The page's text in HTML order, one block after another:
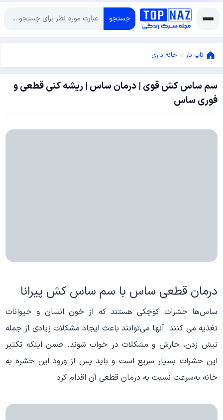
جستجو
تاپ ناز » خانه داری
سم ساس کش قوی | درمان ساس | ریشه کنی قطعی و
فوری ساس
فوریه
23,
23,
درمان قطعی ساس با سم ساس کش پیرانا
ساس‌ها حشرات کوچکی هستند که از خون انسان و حیوانات
تغذیه می کنند. آنها می‌توانند باعث ایجاد مشکلات زیادی از جمله
نیش زدن، خارش و مشکلات در خواب شوند. ضمن اینکه تکثیر
این حشرات بسیار سریع است و باید پس از ورود این حشره به
خانه به‌سرعت نسبت به درمان قطعی آن اقدام کرد